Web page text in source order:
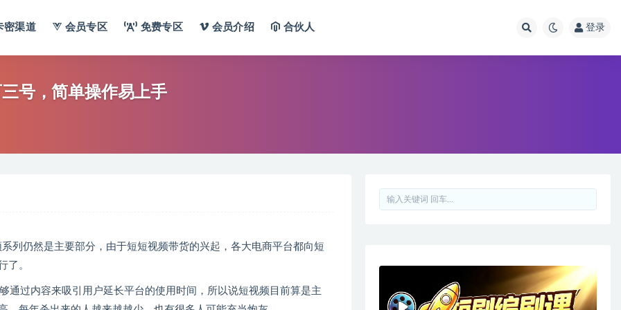
密渠道 会员专区 免费专区 会员介绍 合伙人 登录
号，简单操作易上手
列仍然是主要部分，由于短短视频带货的兴起，各大电商平台都向短
了。
通过内容来吸引用户延长平台的使用时间，所以说短视频目前算是主